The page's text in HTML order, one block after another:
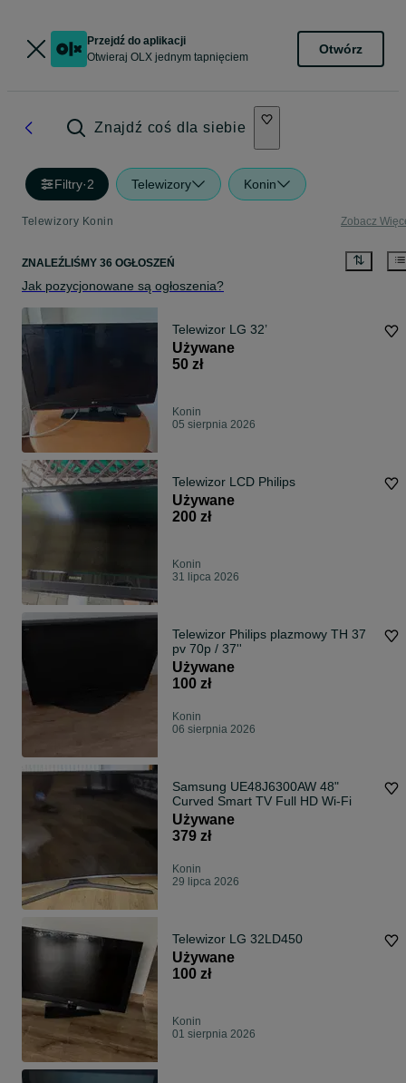
Przejdź do aplikacji
Otwieraj OLX jednym tapnięciem
Otwórz
Znajdź coś dla siebie
Filtry·2 Telewizory Konin
Telewizory Konin Zobacz
ZNALEŹLIŚMY 36 OGŁOSZEŃ
Jak pozycjonowane są ogłoszenia?
Telewizor LG 32’
Używane
50 zł
Konin
05 sierpnia 2026
Telewizor LCD Philips
Używane
200 zł
Konin
31 lipca 2026
Telewizor Philips plazmowy TH 37
pv 70p / 37''
Używane
100 zł
Konin
06 sierpnia 2026
Samsung UE48J6300AW 48"
Curved Smart TV Full HD Wi-Fi
Używane
379 zł
Konin
29 lipca 2026
Telewizor LG 32LD450
Używane
100 zł
Konin
01 sierpnia 2026